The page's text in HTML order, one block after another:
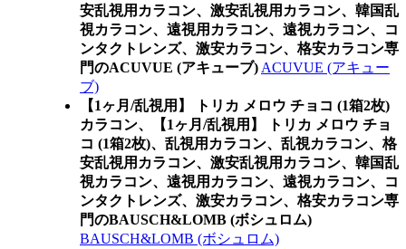
安乱視用カラコン、激安乱視用カラコン、韓国乱
視カラコン、遠視用カラコン、遠視カラコン、コ
ンタクトレンズ、激安カラコン、格安カラコン専
門のACUVUE (アキューブ) ACUVUE (アキュー
ブ)
【1ヶ月/乱視用】 トリカ メロウ チョコ (1箱2枚)
カラコン、
【1ヶ月/乱視用】 トリカ メロウ チョ
コ (1箱2枚)、乱視用カラコン、乱視カラコン、格
安乱視用カラコン、激安乱視用カラコン、韓国乱
視カラコン、遠視用カラコン、遠視カラコン、コ
ンタクトレンズ、激安カラコン、格安カラコン専
門のBAUSCH&LOMB (ボシュロム)
BAUSCH&LOMB (ボシュロム)